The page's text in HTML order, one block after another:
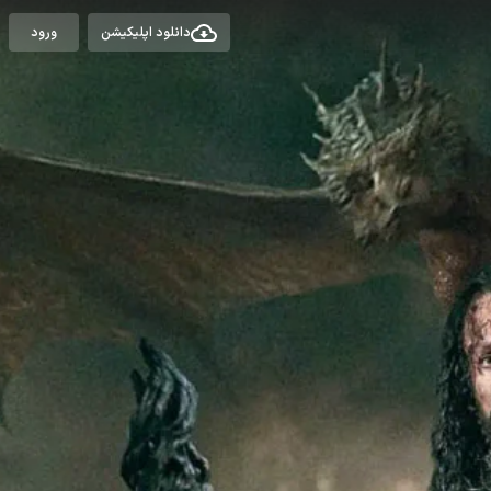
دانلود اپلیکیشن ورود